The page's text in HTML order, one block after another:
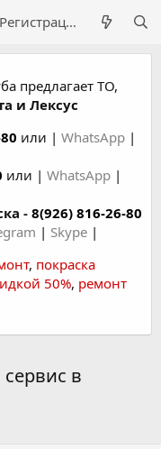
Регистрация
предлагает ТО,
и Лексус
или | WhatsApp |
или | WhatsApp |
- 8(926) 816-26-80
| Skype |
, покраска
50%, ремонт
в